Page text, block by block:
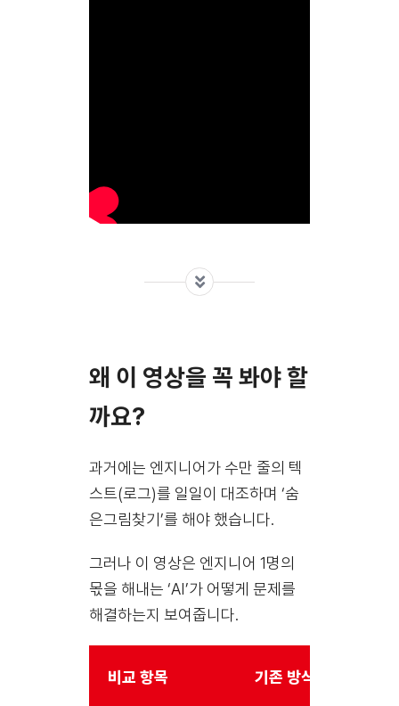
왜 이 영상을 꼭 봐야 할
까요?
과거에는 엔지니어가 수만 줄의 텍
스트(로그)를 일일이 대조하며 ‘숨
은그림찾기’를 해야 했습니다.
그러나 이 영상은 엔지니어 1명의
몫을 해내는 ‘AI’가 어떻게 문제를
해결하는지 보여줍니다.
비교 항목 기존 방식 (Human